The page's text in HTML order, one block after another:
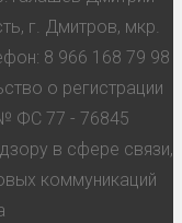
г. Дмитров, мкр.
8 966 168 79 98
о регистрации
ФС 77 - 76845
в сфере связи,
коммуникаций